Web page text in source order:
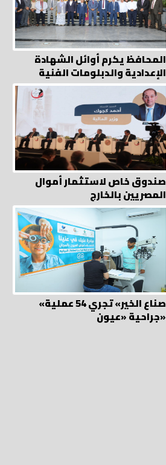
المحافظ يكرم أوائل الشهادة
الإعدادية والدبلومات الفنية
صندوق خاص لاستثمار أموال
المصريين بالخارج
«صناع الخير» تجري 54 عملية
جراحية «عيون»